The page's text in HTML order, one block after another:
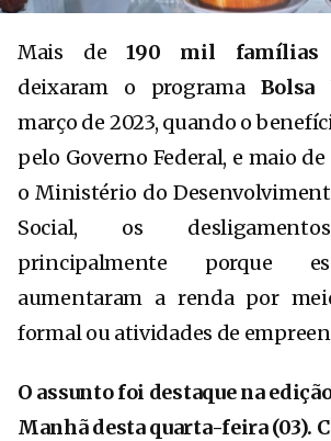
Mais de190 mil famílias
deixaram o programa Bolsa
março de 2023, quando o
pelo Governo Federal, e maio
o Ministério do
Social, os
principalmente porque
aumentaram a renda por
formal ou atividades de
O assunto foi destaque na
Manhã desta quarta-feira (03).